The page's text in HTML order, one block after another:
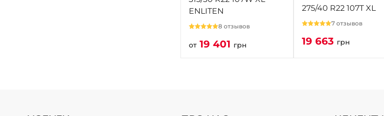
ENLITEN
8 отзывов
от 19 401 грн
275/40 R22 107T XL
7 отзывов
19 663 грн